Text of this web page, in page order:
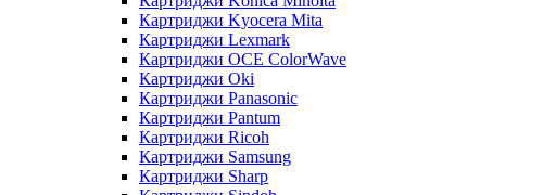
Картриджи Kyocera Mita
Картриджи Lexmark
Картриджи OCE ColorWave
Картриджи Oki
Картриджи Panasonic
Картриджи Pantum
Картриджи Ricoh
Картриджи Samsung
Картриджи Sharp